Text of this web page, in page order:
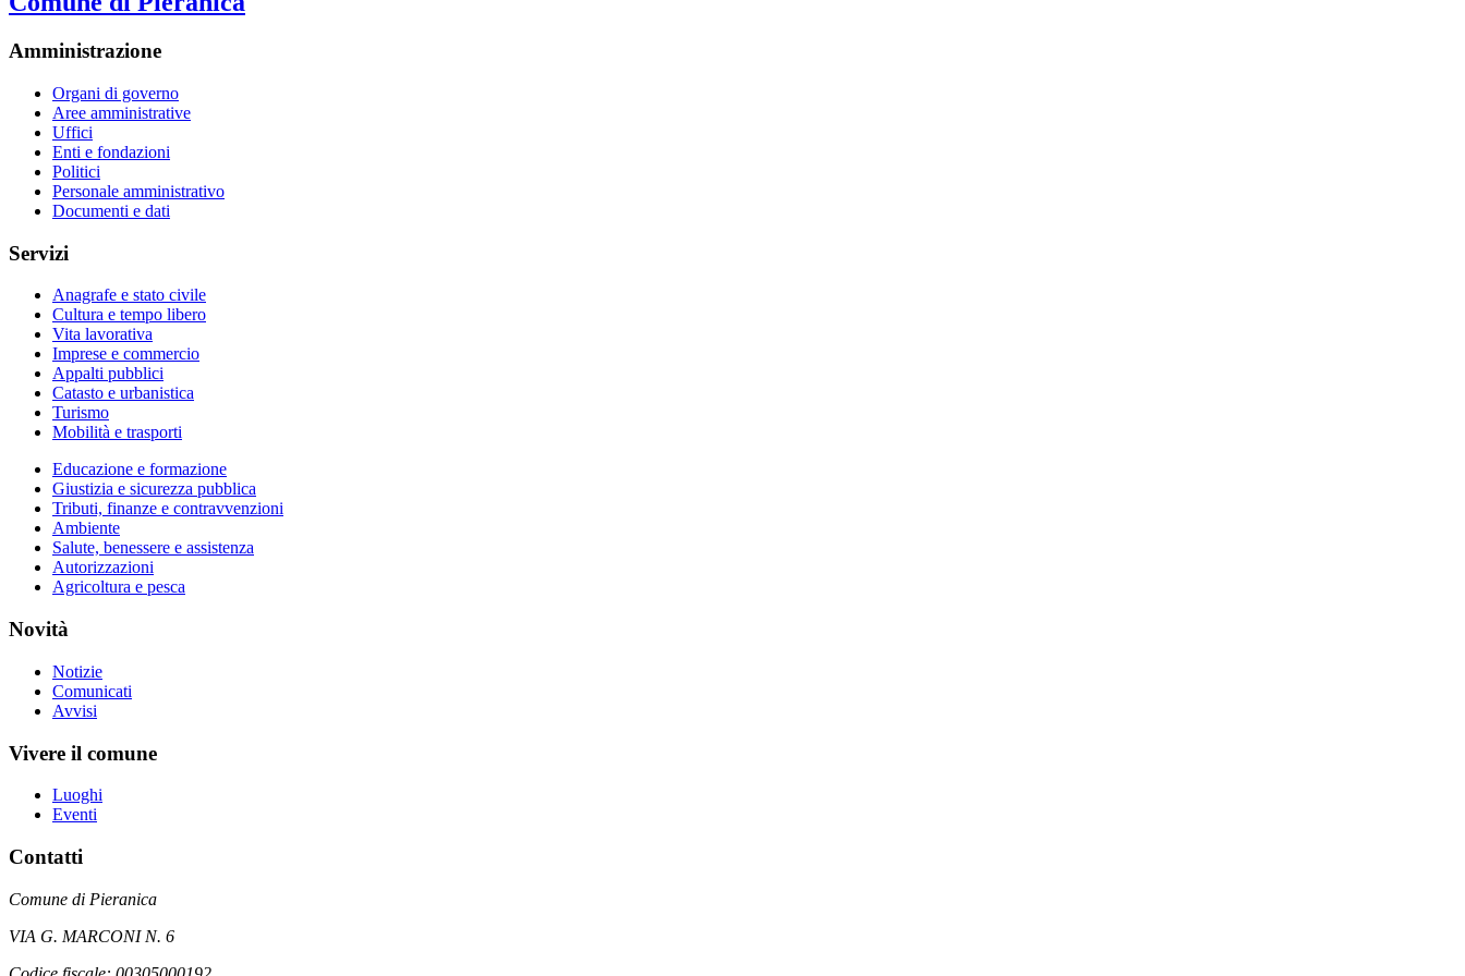
Amministrazione
Organi di governo
Aree amministrative
Uffici
Enti e fondazioni
Politici
Personale amministrativo
Documenti e dati
Servizi
Anagrafe e stato civile
Cultura e tempo libero
Vita lavorativa
Imprese e commercio
Appalti pubblici
Catasto e urbanistica
Turismo
Mobilità e trasporti
Educazione e formazione
Giustizia e sicurezza pubblica
Tributi, finanze e contravvenzioni
Ambiente
Salute, benessere e assistenza
Autorizzazioni
Agricoltura e pesca
Novità
Notizie
Comunicati
Avvisi
Vivere il comune
Luoghi
Eventi
Contatti
Comune di Pieranica
VIA G. MARCONI N. 6